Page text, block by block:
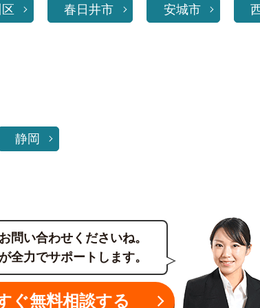
春日井市 安城市
静岡
問い合わせくださいね。
全力でサポートします。
ぐ無料相談する